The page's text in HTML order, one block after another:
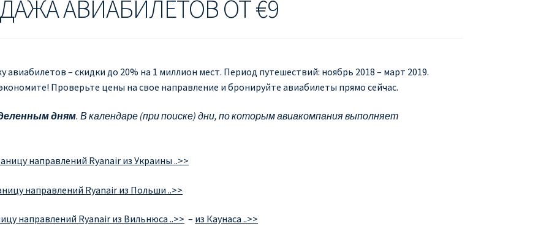
ребенка на рейс RYANAIR
АВИАБИЛЕТОВ ОТ €9
– скидки до 20% на 1 миллион мест. Период путешествий: ноябрь 2018 – март 2019.
Проверьте цены на свое направление и бронируйте авиабилеты прямо сейчас.
дням. В календаре (при поиске) дни, по которым авиакомпания выполняет
направлений Ryanair из Украины ..>>
направлений Ryanair из Польши ..>>
направлений Ryanair из Вильнюса ..>> – из Каунаса ..>>